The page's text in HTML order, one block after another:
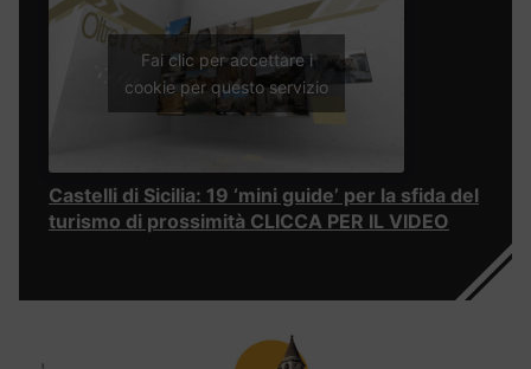
Fai clic per accettare i
cookie per questo servizio
Castelli di Sicilia: 19 ‘mini guide’ per la sfida del
turismo di prossimità CLICCA PER IL VIDEO